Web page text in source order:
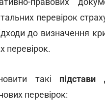
перевірок
до визначення
перевірок.
такі
перевірок: